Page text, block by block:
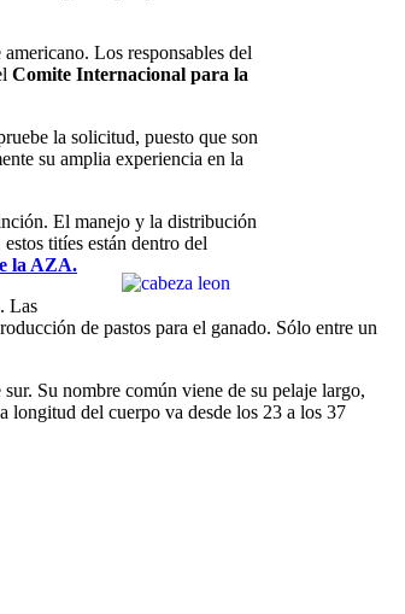
Los responsables del
Comite Internacional para la
la solicitud, puesto que son
su amplia experiencia en la
El manejo y la distribución
titíes están dentro del
la AZA.
Las
de pastos para el ganado. Sólo entre un
Su nombre común viene de su pelaje largo,
longitud del cuerpo va desde los 23 a los 37